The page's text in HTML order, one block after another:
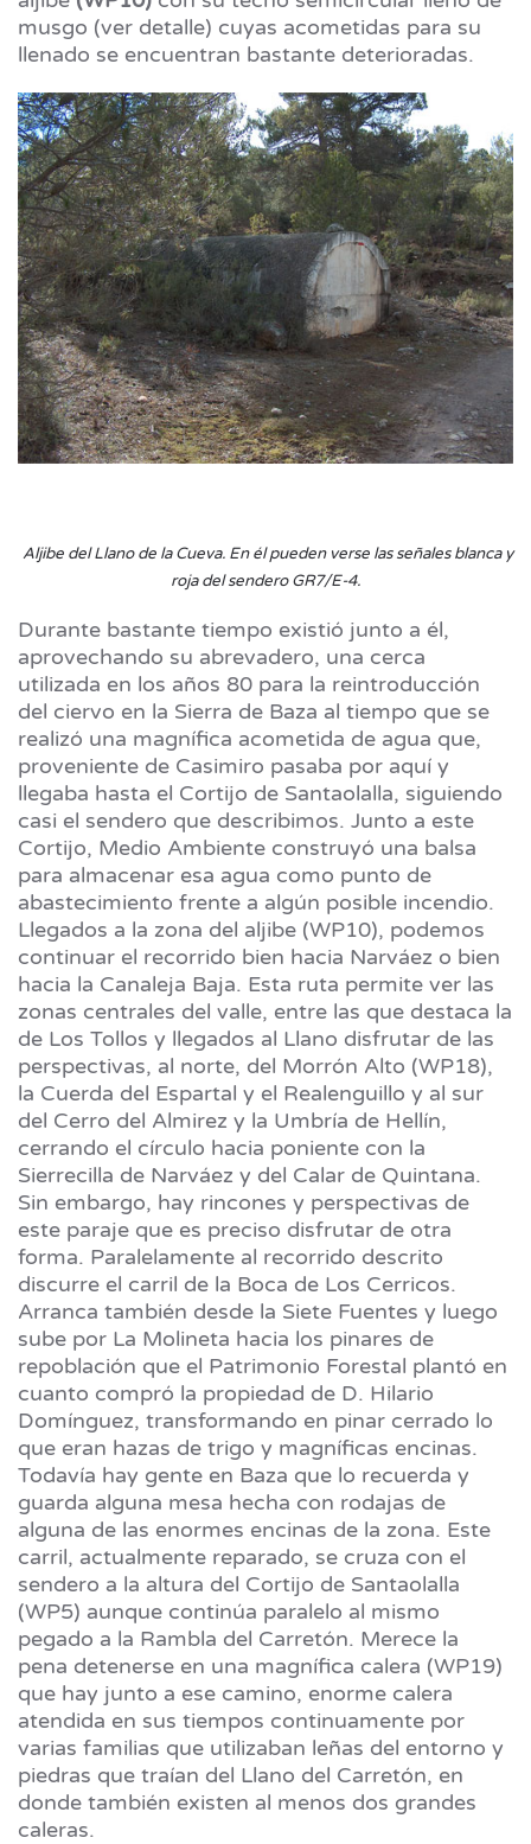
musgo (ver detalle) cuyas acometidas para su
llenado se encuentran bastante deterioradas.
Aljibe del Llano de la Cueva. En él pueden verse las señales blanca y
roja del sendero GR7/E-4.
Durante bastante tiempo existió junto a él,
aprovechando su abrevadero, una cerca
utilizada en los años 80 para la reintroducción
del ciervo en la Sierra de Baza al tiempo que se
realizó una magnífica acometida de agua que,
proveniente de Casimiro pasaba por aquí y
llegaba hasta el Cortijo de Santaolalla, siguiendo
casi el sendero que describimos. Junto a este
Cortijo, Medio Ambiente construyó una balsa
para almacenar esa agua como punto de
abastecimiento frente a algún posible incendio.
Llegados a la zona del aljibe (WP10), podemos
continuar el recorrido bien hacia Narváez o bien
hacia la Canaleja Baja. Esta ruta permite ver las
zonas centrales del valle, entre las que destaca la
de Los Tollos y llegados al Llano disfrutar de las
perspectivas, al norte, del Morrón Alto (WP18),
la Cuerda del Espartal y el Realenguillo y al sur
del Cerro del Almirez y la Umbría de Hellín,
cerrando el círculo hacia poniente con la
Sierrecilla de Narváez y del Calar de Quintana.
Sin embargo, hay rincones y perspectivas de
este paraje que es preciso disfrutar de otra
forma. Paralelamente al recorrido descrito
discurre el carril de la Boca de Los Cerricos.
Arranca también desde la Siete Fuentes y luego
sube por La Molineta hacia los pinares de
repoblación que el Patrimonio Forestal plantó en
cuanto compró la propiedad de D. Hilario
Domínguez, transformando en pinar cerrado lo
que eran hazas de trigo y magníficas encinas.
Todavía hay gente en Baza que lo recuerda y
guarda alguna mesa hecha con rodajas de
alguna de las enormes encinas de la zona. Este
carril, actualmente reparado, se cruza con el
sendero a la altura del Cortijo de Santaolalla
(WP5) aunque continúa paralelo al mismo
pegado a la Rambla del Carretón. Merece la
pena detenerse en una magnífica calera (WP19)
que hay junto a ese camino, enorme calera
atendida en sus tiempos continuamente por
varias familias que utilizaban leñas del entorno y
piedras que traían del Llano del Carretón, en
donde también existen al menos dos grandes
caleras.